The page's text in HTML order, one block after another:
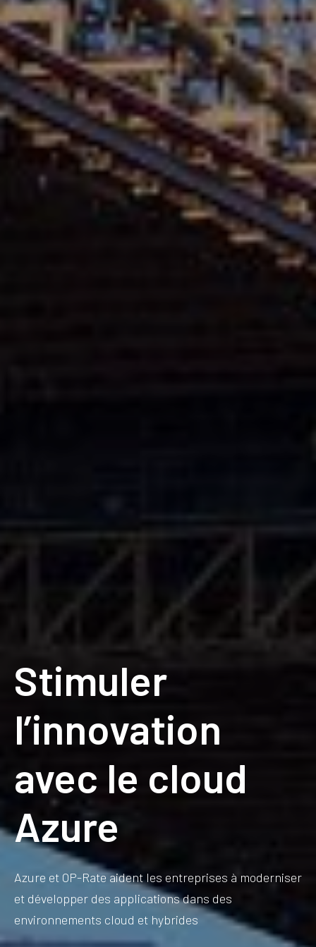
Stimuler
l’innovation
avec le cloud
Azure
Azure et OP-Rate aident les entreprises à moderniser
et développer des applications dans des
environnements cloud et hybrides